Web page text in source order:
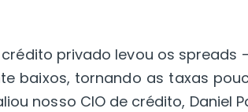
privado levou os spreads
baixos, tornando as taxas
nosso CIO de crédito, Daniel